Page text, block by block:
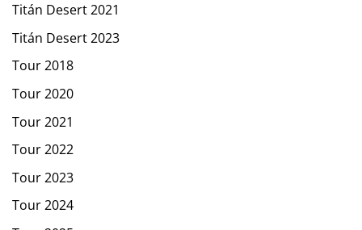
Titán Desert 2021
Titán Desert 2023
Tour 2018
Tour 2020
Tour 2021
Tour 2022
Tour 2023
Tour 2024